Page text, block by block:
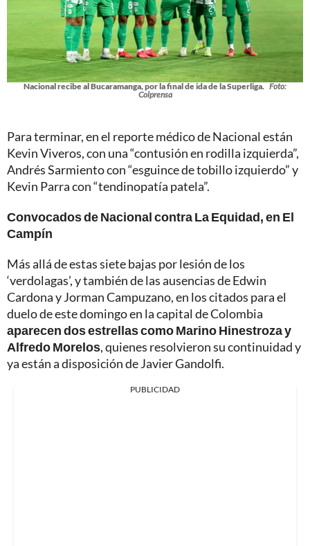
Nacional recibe al Bucaramanga, por la final de ida de la Superliga. Foto:
Colprensa
Para terminar, en el reporte médico de Nacional están
Kevin Viveros, con una “contusión en rodilla izquierda”,
Andrés Sarmiento con “esguince de tobillo izquierdo” y
Kevin Parra con “tendinopatía patela”.
Convocados de Nacional contra La Equidad, en El
Campín
Más allá de estas siete bajas por lesión de los
‘verdolagas’, y también de las ausencias de Edwin
Cardona y Jorman Campuzano, en los citados para el
duelo de este domingo en la capital de Colombia
aparecen dos estrellas como Marino Hinestroza y
Alfredo Morelos, quienes resolvieron su continuidad y
ya están a disposición de Javier Gandolfi.
PUBLICIDAD